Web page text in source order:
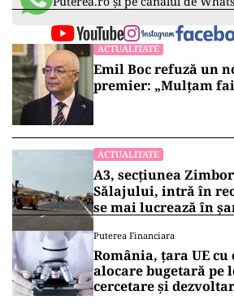
ACTUALITATE
Emil Boc refuză un
premier: „Mulțam
ACTUALITATE
A3, secțiunea
Sălajului, intră în
se mai lucrează în
Puterea Financiara
România, țara UE cu
alocare bugetară pe
cercetare și